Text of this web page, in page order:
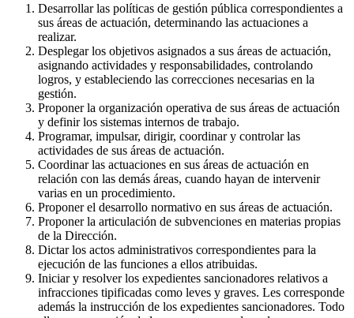
Desarrollar las políticas de gestión pública correspondientes a
sus áreas de actuación, determinando las actuaciones a
realizar.
Desplegar los objetivos asignados a sus áreas de actuación,
asignando actividades y responsabilidades, controlando
logros, y estableciendo las correcciones necesarias en la
gestión.
Proponer la organización operativa de sus áreas de actuación
y definir los sistemas internos de trabajo.
Programar, impulsar, dirigir, coordinar y controlar las
actividades de sus áreas de actuación.
Coordinar las actuaciones en sus áreas de actuación en
relación con las demás áreas, cuando hayan de intervenir
varias en un procedimiento.
Proponer el desarrollo normativo en sus áreas de actuación.
Proponer la articulación de subvenciones en materias propias
de la Dirección.
Dictar los actos administrativos correspondientes para la
ejecución de las funciones a ellos atribuidas.
Iniciar y resolver los expedientes sancionadores relativos a
infracciones tipificadas como leves y graves. Les corresponde
además la instrucción de los expedientes sancionadores. Todo